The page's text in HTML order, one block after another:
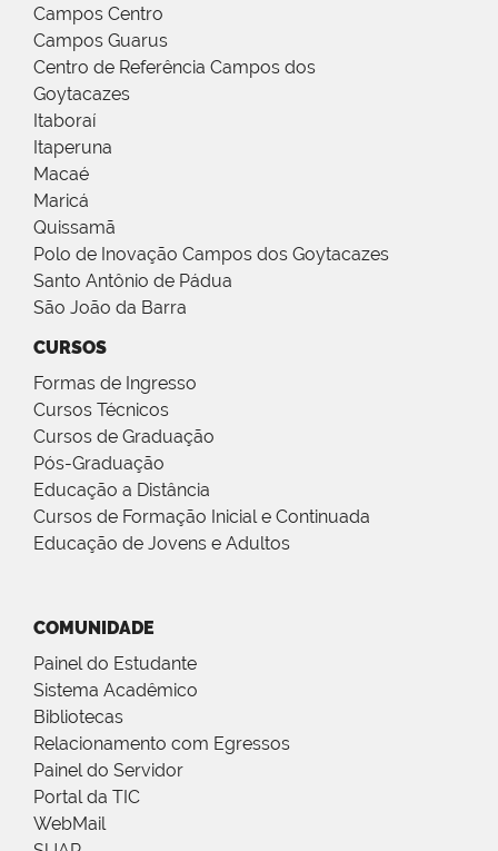
Campos Centro
Campos Guarus
Centro de Referência Campos dos
Goytacazes
Itaboraí
Itaperuna
Macaé
Maricá
Quissamã
Polo de Inovação Campos dos Goytacazes
Santo Antônio de Pádua
São João da Barra
CURSOS
Formas de Ingresso
Cursos Técnicos
Cursos de Graduação
Pós-Graduação
Educação a Distância
Cursos de Formação Inicial e Continuada
Educação de Jovens e Adultos
COMUNIDADE
Painel do Estudante
Sistema Acadêmico
Bibliotecas
Relacionamento com Egressos
Painel do Servidor
Portal da TIC
WebMail